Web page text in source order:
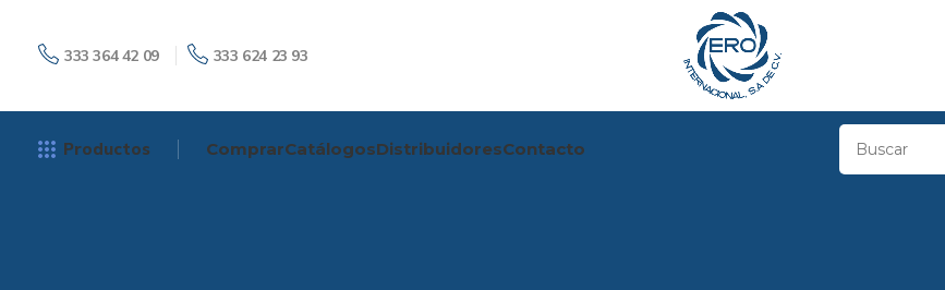
333 364 42 09 333 624 23 93
Productos ComprarCatálogosDistribuidoresContacto